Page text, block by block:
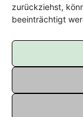
zurückziehst,
beeinträchtigt
E-Mail: